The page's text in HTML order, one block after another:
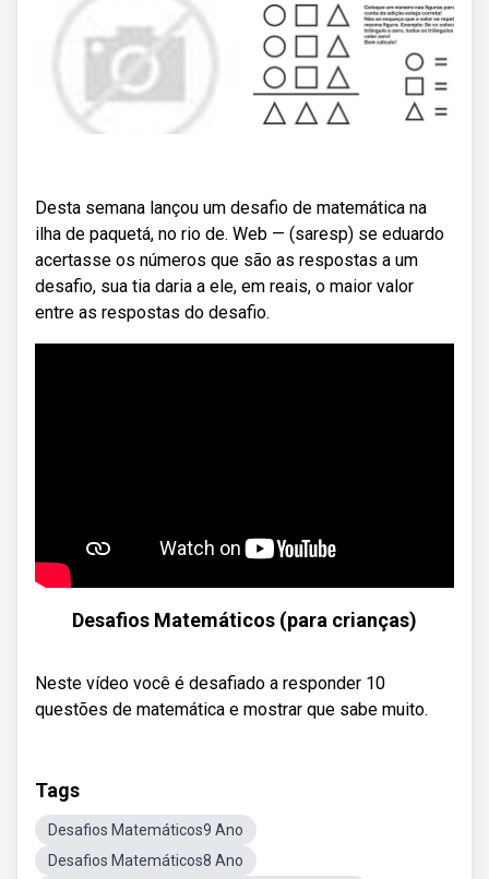
Desta semana lançou um desafio de matemática na
ilha de paquetá, no rio de. Web — (saresp) se eduardo
acertasse os números que são as respostas a um
desafio, sua tia daria a ele, em reais, o maior valor
entre as respostas do desafio.
Desafios Matemáticos (para crianças)
Neste vídeo você é desafiado a responder 10
questões de matemática e mostrar que sabe muito.
Tags
Desafios Matemáticos9 Ano
Desafios Matemáticos8 Ano